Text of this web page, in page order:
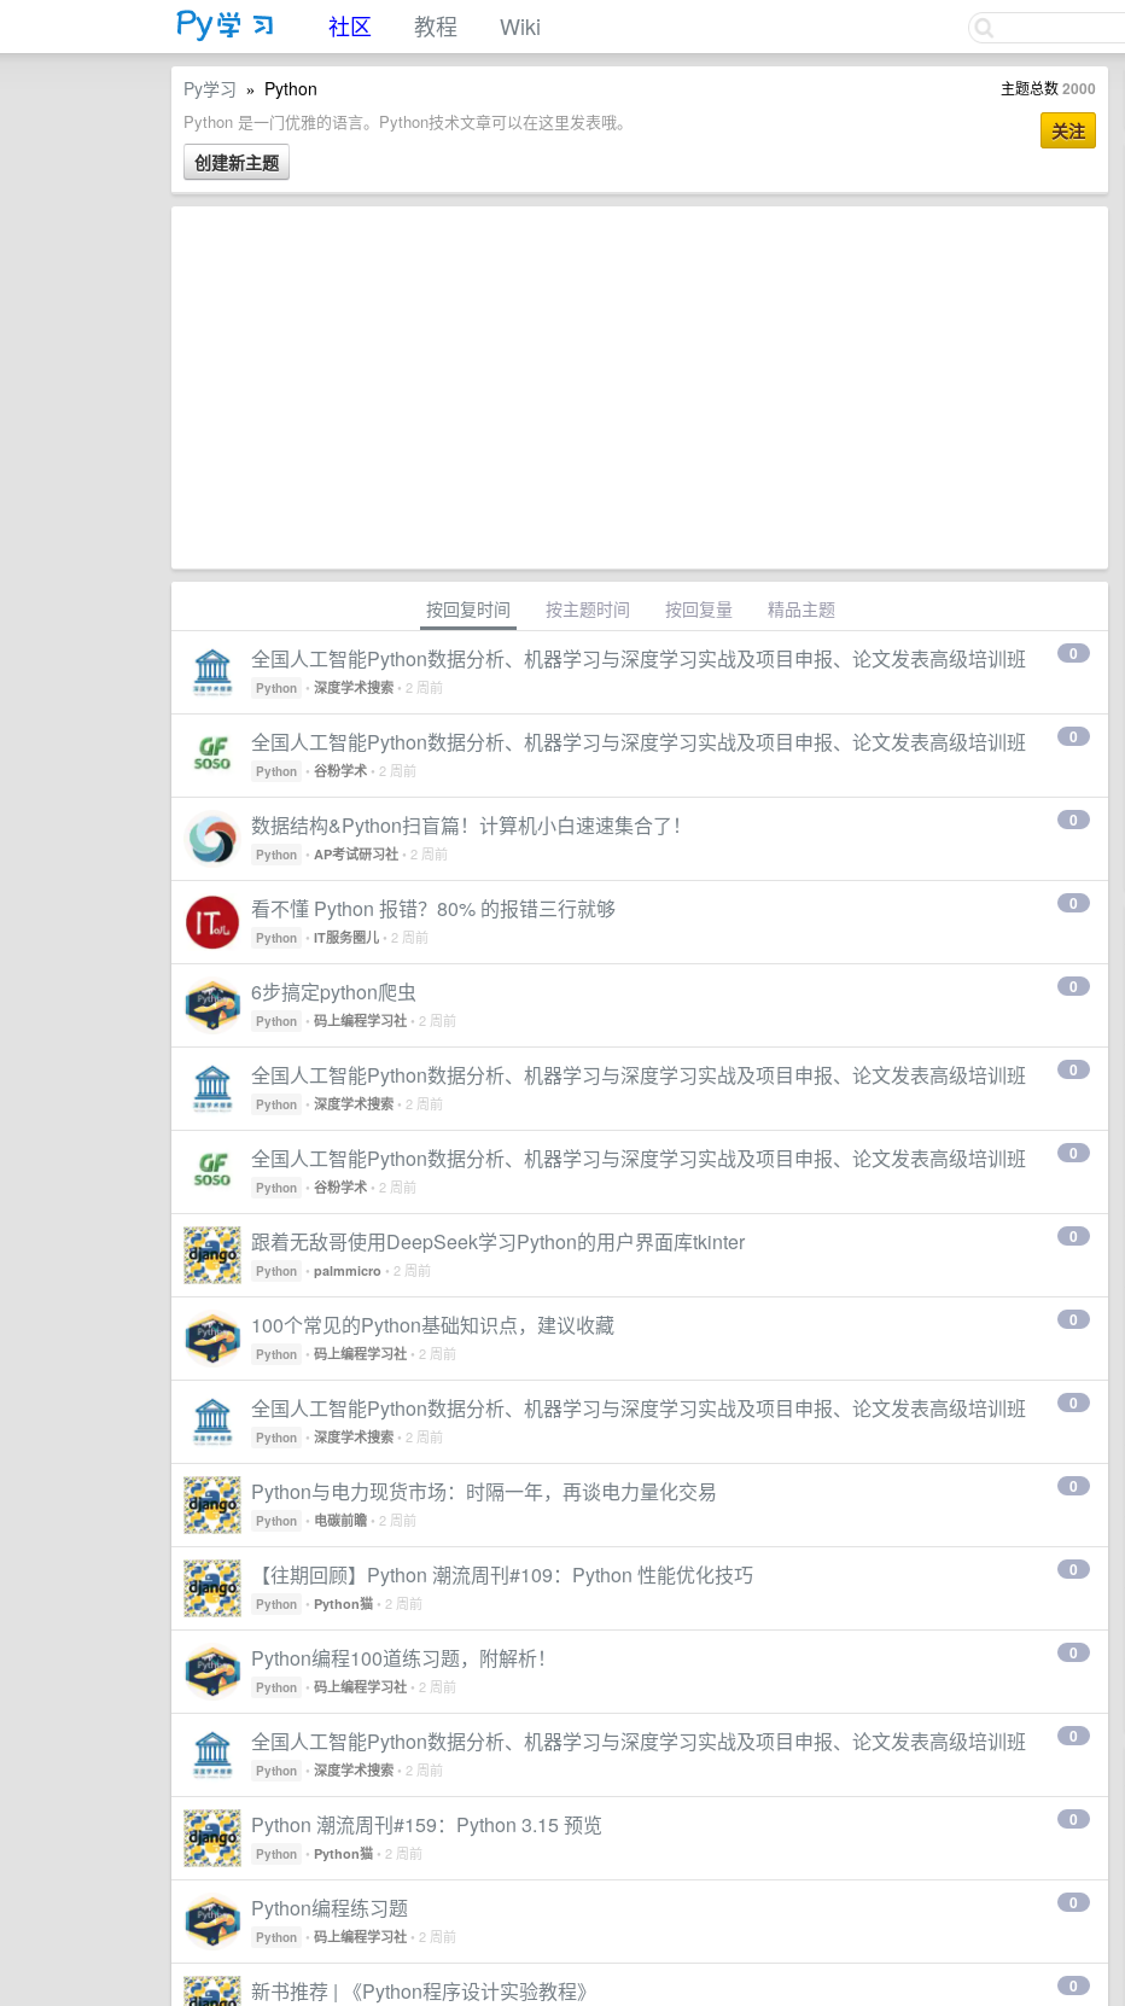
社区 教程 Wiki
主题总数2000
Py学习 » Python
Python 是一门优雅的语言。Python技术文章可以在这里发表哦。 关注
按回复时间 按主题时间 按回复量 精品主题
0
全国人工智能Python数据分析、机器学习与深度学习实战及项目申报、论文发表高级培训班
Python • 深度学术搜索 • 2 周前
0
全国人工智能Python数据分析、机器学习与深度学习实战及项目申报、论文发表高级培训班
Python • 谷粉学术 • 2 周前
0
数据结构&Python扫盲篇！计算机小白速速集合了！
Python • AP考试研习社 • 2 周前
0
看不懂 Python 报错？80% 的报错三行就够
Python • IT服务圈儿 • 2 周前
0
6步搞定python爬虫
Python • 码上编程学习社 • 2 周前
0
全国人工智能Python数据分析、机器学习与深度学习实战及项目申报、论文发表高级培训班
Python • 深度学术搜索 • 2 周前
0
全国人工智能Python数据分析、机器学习与深度学习实战及项目申报、论文发表高级培训班
Python • 谷粉学术 • 2 周前
0
跟着无敌哥使用DeepSeek学习Python的用户界面库tkinter
Python • palmmicro • 2 周前
0
100个常见的Python基础知识点，建议收藏
Python • 码上编程学习社 • 2 周前
0
全国人工智能Python数据分析、机器学习与深度学习实战及项目申报、论文发表高级培训班
Python • 深度学术搜索 • 2 周前
0
Python与电力现货市场：时隔一年，再谈电力量化交易
Python • 电碳前瞻 • 2 周前
0
【往期回顾】Python 潮流周刊#109：Python 性能优化技巧
Python • Python猫 • 2 周前
0
Python编程100道练习题，附解析！
Python • 码上编程学习社 • 2 周前
0
全国人工智能Python数据分析、机器学习与深度学习实战及项目申报、论文发表高级培训班
Python • 深度学术搜索 • 2 周前
0
Python 潮流周刊#159：Python 3.15 预览
Python • Python猫 • 2 周前
0
Python编程练习题
Python • 码上编程学习社 • 2 周前
0
新书推荐 | 《Python程序设计实验教程》